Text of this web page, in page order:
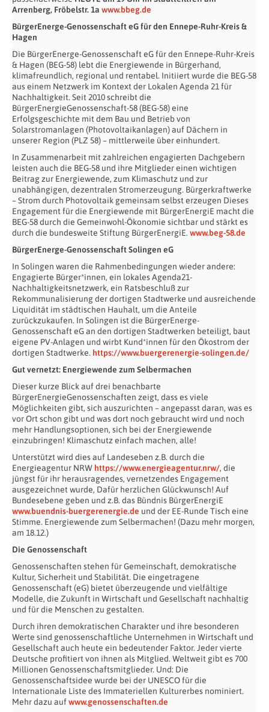
Arrenberg, Fröbelstr. 1a www.bbeg.de
BürgerEnerge-Genossenschaft eG für den Ennepe-Ruhr-Kreis &
Hagen
Die BürgerEnerge-Genossenschaft eG für den Ennepe-Ruhr-Kreis
& Hagen (BEG-58) lebt die Energiewende in Bürgerhand,
klimafreundlich, regional und rentabel. Initiiert wurde die BEG-58
aus einem Netzwerk im Kontext der Lokalen Agenda 21 für
Nachhaltigkeit. Seit 2010 schreibt die
BürgerEnergieGenossenschaft-58 (BEG-58) eine
Erfolgsgeschichte mit dem Bau und Betrieb von
Solarstromanlagen (Photovoltaikanlagen) auf Dächern in
unserer Region (PLZ 58) – mittlerweile über einhundert.
In Zusammenarbeit mit zahlreichen engagierten Dachgebern
leisten auch die BEG-58 und ihre Mitglieder einen wichtigen
Beitrag zur Energiewende, zum Klimaschutz und zur
unabhängigen, dezentralen Stromerzeugung. Bürgerkraftwerke
– Strom durch Photovoltaik gemeinsam selbst erzeugen Dieses
Engagement für die Energiewende mit BürgerEnergiE macht die
BEG-58 durch die Gemeinwohl-Ökonomie sichtbar und stärkt es
durch die bundesweite Stiftung BürgerEnergiE. www.beg-58.de
BürgerEnerge-Genossenschaft Solingen eG
In Solingen waren die Rahmenbedingungen wieder andere:
Engagierte Bürger*innen, ein lokales Agenda21-
Nachhaltigkeitsnetzwerk, ein Ratsbeschluß zur
Rekommunalisierung der dortigen Stadtwerke und ausreichende
Liquidität im städtischen Hauhalt, um die Anteile
zurückzukaufen. In Solingen ist die BürgerEnerge-
Genossenschaft eG an den dortigen Stadtwerken beteiligt, baut
eigene PV-Anlagen und wirbt Kund*innen für den Ökostrom der
dortigen Stadtwerke. https://www.buergerenergie-solingen.de/
Gut vernetzt: Energiewende zum Selbermachen
Dieser kurze Blick auf drei benachbarte
BürgerEnergieGenossenschaften zeigt, dass es viele
Möglichkeiten gibt, sich auszurichten – angepasst daran, was es
vor Ort schon gibt und was dort noch gebraucht wird und noch
mehr Handlungsoptionen, sich bei der Energiewende
einzubringen! Klimaschutz einfach machen, alle!
Unterstützt wird dies auf Landeseben z.B. durch die
Energieagentur NRW https://www.energieagentur.nrw/, die
jüngst für ihr herausragendes, vernetzendes Engagement
ausgezeichnet wurde, Dafür herzlichen Glückwunsch! Auf
Bundesebene geben und z.B. das Bündnis BürgerEnergiE
www.buendnis-buergerenergie.de und der EE-Runde Tisch eine
Stimme. Energiewende zum Selbermachen! (Dazu mehr morgen,
am 18.12.)
Die Genossenschaft
Genossenschaften stehen für Gemeinschaft, demokratische
Kultur, Sicherheit und Stabilität. Die eingetragene
Genossenschaft (eG) bietet überzeugende und vielfältige
Modelle, die Zukunft in Wirtschaft und Gesellschaft nachhaltig
und für die Menschen zu gestalten.
Durch ihren demokratischen Charakter und ihre besonderen
Werte sind genossenschaftliche Unternehmen in Wirtschaft und
Gesellschaft auch heute ein bedeutender Faktor. Jeder vierte
Deutsche profitiert von ihnen als Mitglied. Weltweit gibt es 700
Millionen Genossenschaftsmitglieder. Und: Die
Genossenschaftsidee wurde bei der UNESCO für die
Internationale Liste des Immateriellen Kulturerbes nominiert.
Mehr dazu auf www.genossenschaften.de